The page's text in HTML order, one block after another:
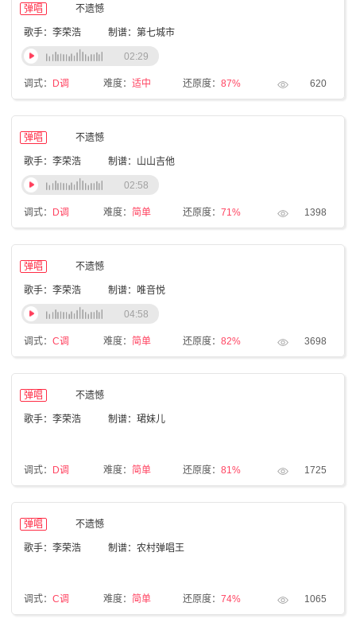
弹唱 不遗憾
歌手：李荣浩 制谱：第七城市
调式： D调 难度： 适中 还原度： 87% 620
02:29
弹唱 不遗憾
歌手：李荣浩 制谱：山山吉他
调式： D调 难度： 简单 还原度： 71% 1398
02:58
弹唱 不遗憾
歌手：李荣浩 制谱：唯音悦
调式： C调 难度： 简单 还原度： 82% 3698
04:58
弹唱 不遗憾
歌手：李荣浩 制谱：珺妹儿
调式： D调 难度： 简单 还原度： 81% 1725
弹唱 不遗憾
歌手：李荣浩 制谱：农村弹唱王
调式： C调 难度： 简单 还原度： 74% 1065